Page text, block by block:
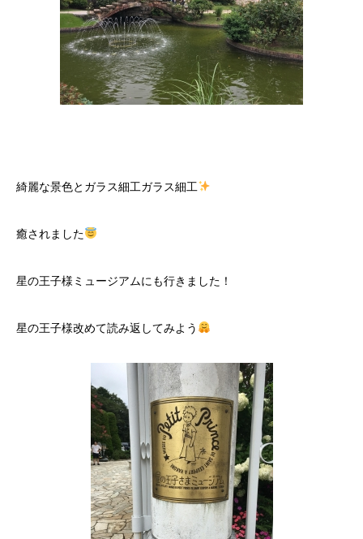
綺麗な景色とガラス細工ガラス細工
癒されました
星の王子様ミュージアムにも行きました！
星の王子様改めて読み返してみよう